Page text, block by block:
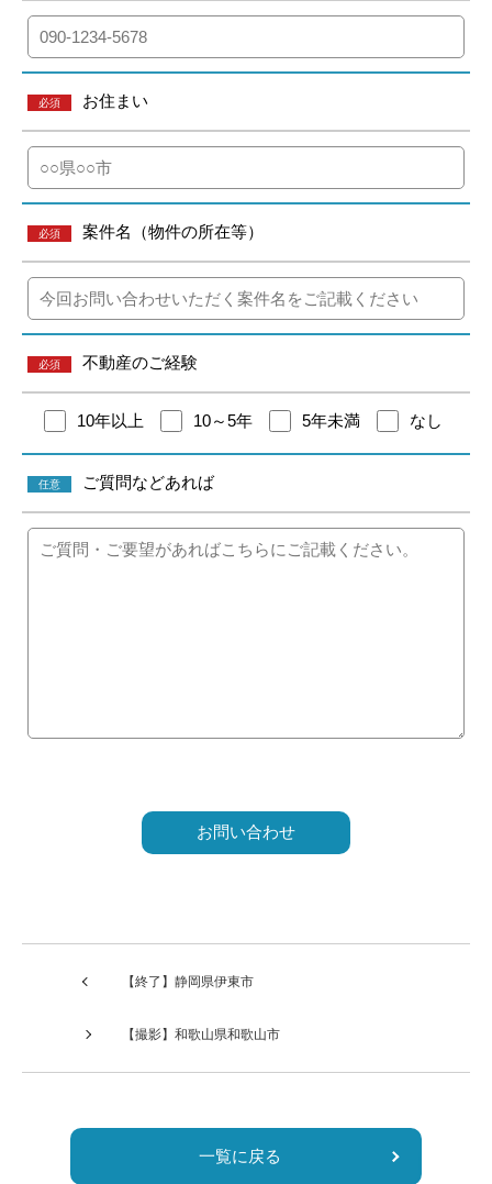
必須 お住まい
必須 案件名（物件の所在等）
必須 不動産のご経験
10年以上 10～5年 5年未満 なし
任意 ご質問などあれば
【終了】静岡県伊東市
【撮影】和歌山県和歌山市
一覧に戻る